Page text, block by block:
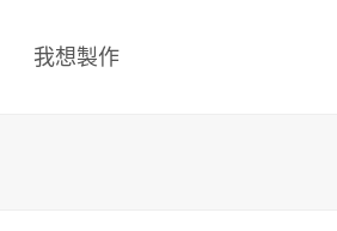
我想製作